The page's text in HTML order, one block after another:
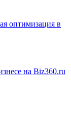
оптимизация в
на Biz360.ru